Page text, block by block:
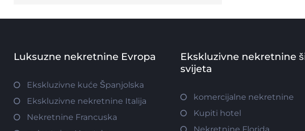
Luksuzne nekretnine Evropa
Ekskluzivne kuće Španjolska
Ekskluzivne nekretnine Italija
Nekretnine Francuska
Ekskluzivne nekretnine
svijeta
komercijalne nekretnine
Kupiti hotel